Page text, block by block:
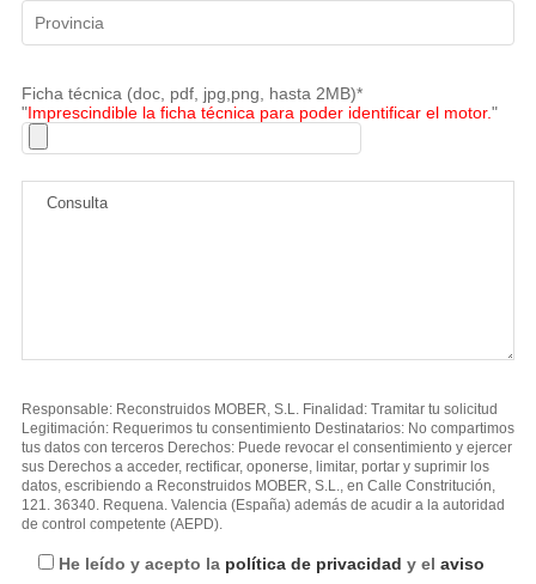
Ficha técnica (doc, pdf, jpg,png, hasta 2MB)*
"Imprescindible la ficha técnica para poder identificar el motor."
Responsable: Reconstruidos MOBER, S.L. Finalidad: Tramitar tu solicitud
Legitimación: Requerimos tu consentimiento Destinatarios: No compartimos
tus datos con terceros Derechos: Puede revocar el consentimiento y ejercer
sus Derechos a acceder, rectificar, oponerse, limitar, portar y suprimir los
datos, escribiendo a Reconstruidos MOBER, S.L., en Calle Constritución,
121. 36340. Requena. Valencia (España) además de acudir a la autoridad
de control competente (AEPD).
He leído y acepto la política de privacidad y el aviso